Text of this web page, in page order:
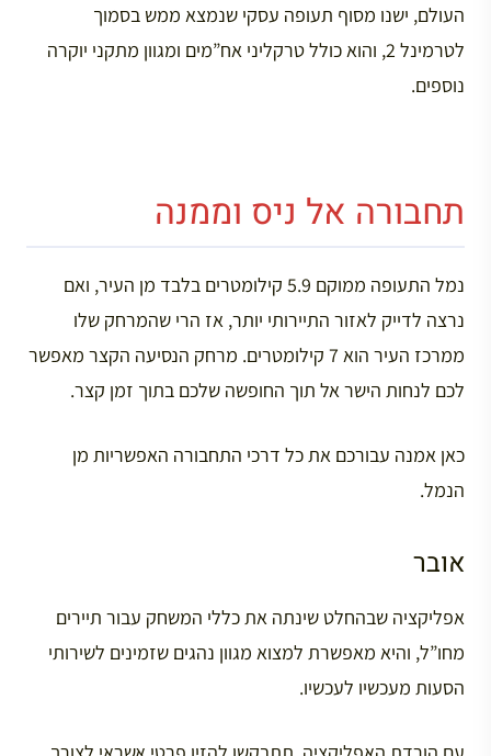
העולם, ישנו מסוף תעופה עסקי שנמצא ממש בסמוך
לטרמינל 2, והוא כולל טרקליני אח”מים ומגוון מתקני יוקרה
נוספים.
תחבורה אל ניס וממנה
נמל התעופה ממוקם 5.9 קילומטרים בלבד מן העיר, ואם
נרצה לדייק לאזור התיירותי יותר, אז הרי שהמרחק שלו
ממרכז העיר הוא 7 קילומטרים. מרחק הנסיעה הקצר מאפשר
לכם לנחות הישר אל תוך החופשה שלכם בתוך זמן קצר.
כאן אמנה עבורכם את כל דרכי התחבורה האפשריות מן
הנמל.
אובר
אפליקציה שבהחלט שינתה את כללי המשחק עבור תיירים
מחו”ל, והיא מאפשרת למצוא מגוון נהגים שזמינים לשירותי
הסעות מעכשיו לעכשיו.